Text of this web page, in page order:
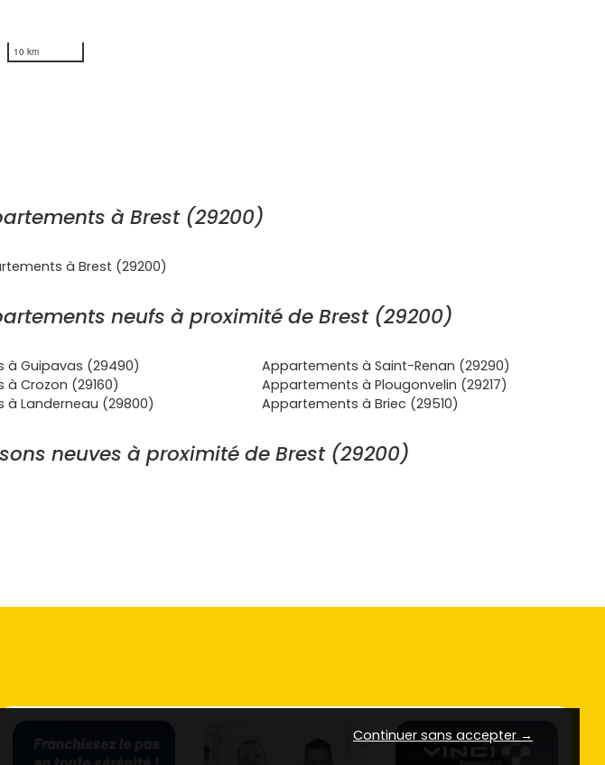
10 km
à Brest (29200)
à Brest (29200)
neufs à proximité de Brest (29200)
à Guipavas (29490)
Appartements à Saint-Renan (29290)
Crozon (29160)
Appartements à Plougonvelin (29217)
Landerneau (29800)
Appartements à Briec (29510)
neuves à proximité de Brest (29200)
Continuer sans accepter →